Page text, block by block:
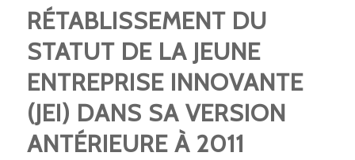
RÉTABLISSEMENT DU
STATUT DE LA JEUNE
ENTREPRISE INNOVANTE
(JEI) DANS SA VERSION
ANTÉRIEURE À 2011